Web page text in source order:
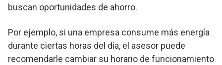
buscan oportunidades de ahorro.
Por ejemplo, si una empresa consume más energía
durante ciertas horas del día, el asesor puede
recomendarle cambiar su horario de funcionamiento